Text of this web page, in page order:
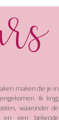
maken die je in
Ik krijg
waaronder de
en een bekende